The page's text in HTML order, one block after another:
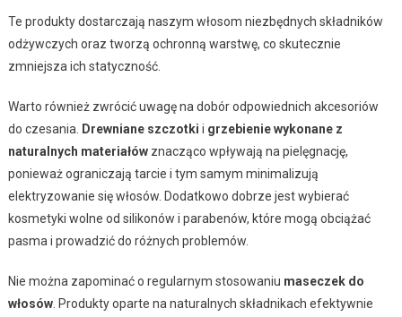
Te produkty dostarczają naszym włosom niezbędnych składników
odżywczych oraz tworzą ochronną warstwę, co skutecznie
zmniejsza ich statyczność.
Warto również zwrócić uwagę na dobór odpowiednich akcesoriów
do czesania.
Drewniane szczotki i grzebienie wykonane z
naturalnych materiałówznacząco wpływają na pielęgnację,
ponieważ ograniczają tarcie i tym samym minimalizują
elektryzowanie się włosów. Dodatkowo dobrze jest wybierać
kosmetyki wolne od silikonów i parabenów, które mogą obciążać
pasma i prowadzić do różnych problemów.
Nie można zapominać o regularnym stosowaniu maseczek do
włosów. Produkty oparte na naturalnych składnikach efektywnie